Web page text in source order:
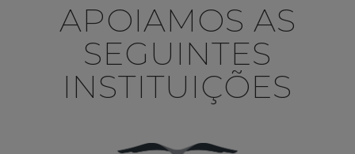
APOIAMOS AS
SEGUINTES
INSTITUIÇÕES